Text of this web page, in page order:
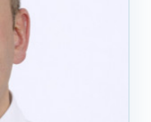
сначала
далее для
такие виды